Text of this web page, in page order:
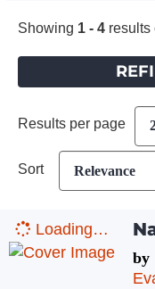
Showing 1 - 4 results
Results per page
Sort
Loading…
by